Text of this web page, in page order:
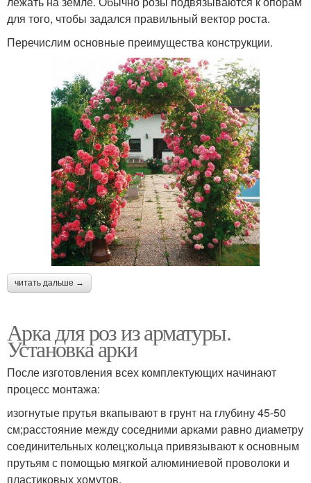
для того, чтобы задался правильный вектор роста.
Перечислим основные преимущества конструкции.
читать дальше →
Арка для роз из арматуры.
Установка арки
После изготовления всех комплектующих начинают
процесс монтажа:
изогнутые прутья вкапывают в грунт на глубину 45-50
см;расстояние между соседними арками равно диаметру
соединительных колец;кольца привязывают к основным
прутьям с помощью мягкой алюминиевой проволоки и
пластиковых хомутов.